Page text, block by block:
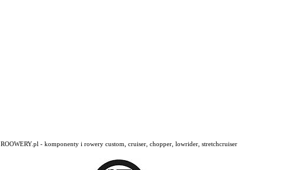
ROOWERY.pl - komponenty i rowery custom, cruiser, chopper, lowrider, stretchcruiser